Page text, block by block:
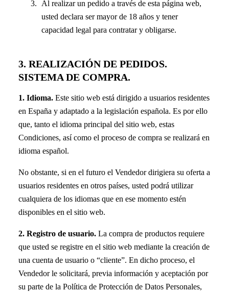
Al realizar un pedido a través de esta página web,
usted declara ser mayor de 18 años y tener
capacidad legal para contratar y obligarse.
3. REALIZACIÓN DE PEDIDOS.
SISTEMA DE COMPRA.
1. Idioma.Este sitio web está dirigido a usuarios residentes
en España y adaptado a la legislación española. Es por ello
que, tanto el idioma principal del sitio web, estas
Condiciones, así como el proceso de compra se realizará en
idioma español.
No obstante, si en el futuro el Vendedor dirigiera su oferta a
usuarios residentes en otros países, usted podrá utilizar
cualquiera de los idiomas que en ese momento estén
disponibles en el sitio web.
2. Registro de usuario.La compra de productos requiere
que usted se registre en el sitio web mediante la creación de
una cuenta de usuario o “cliente”. En dicho proceso, el
Vendedor le solicitará, previa información y aceptación por
su parte de la Política de Protección de Datos Personales,